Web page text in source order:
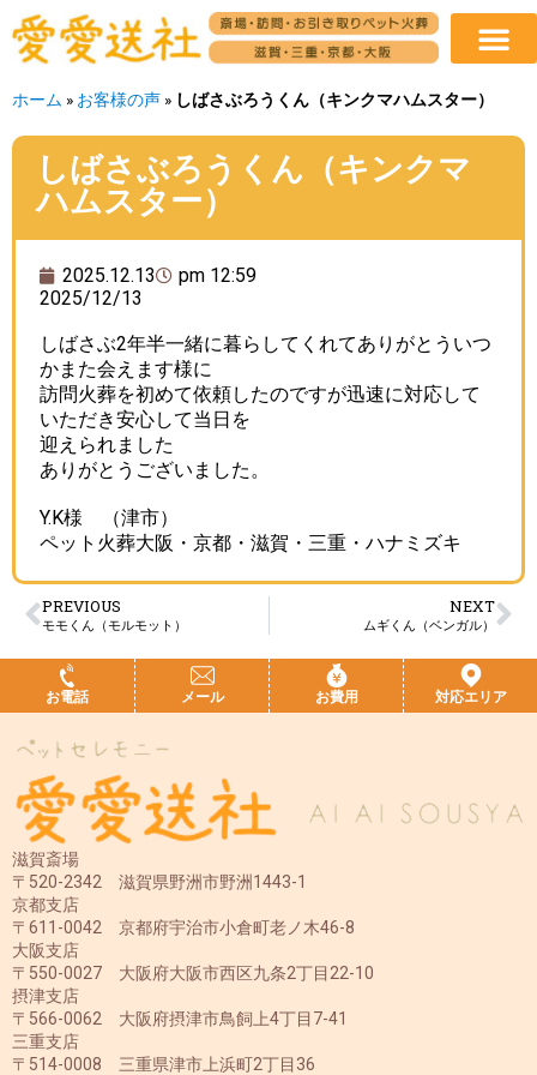
ホーム » お客様の声 » しばさぶろうくん（キンクマハムスター）
しばさぶろうくん（キンクマ
ハムスター）
2025.12.13
pm 12:59
2025/12/13
しばさぶ2年半一緒に暮らしてくれてありがとういつ
かまた会えます様に
訪問火葬を初めて依頼したのですが迅速に対応して
いただき安心して当日を
迎えられました
ありがとうございました。
Y.K様 （津市）
ペット火葬大阪・京都・滋賀・三重・ハナミズキ
PREVIOUS
モモくん（モルモット）
NEXT
ムギくん（ベンガル）
お電話 メール お費用 対応エリア
滋賀斎場
〒520-2342 滋賀県野洲市野洲1443-1
京都支店
〒611-0042 京都府宇治市小倉町老ノ木46-8
大阪支店
〒550-0027 大阪府大阪市西区九条2丁目22-10
摂津支店
〒566-0062 大阪府摂津市鳥飼上4丁目7-41
三重支店
〒514-0008 三重県津市上浜町2丁目36